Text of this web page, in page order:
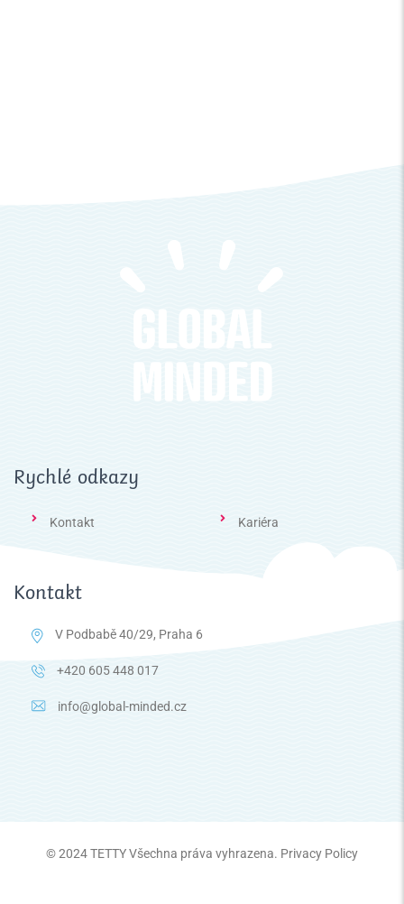
Rychlé odkazy
Kontakt Kariéra
Kontakt
V Podbabě 40/29, Praha 6
+420 605 448 017
info@global-minded.cz
© 2024TETTYVšechna práva vyhrazena. Privacy Policy